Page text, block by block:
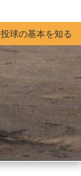
投球の基本を知る